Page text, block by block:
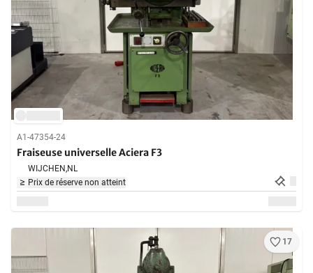
A1-47354-24
Fraiseuse universelle Aciera F3
WIJCHEN,NL
Prix de réserve non atteint
17